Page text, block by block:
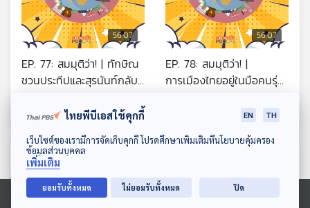
ดาวน์โหลด Thai PBS Podcast Application
56:07
EP. 77: สมมุติว่า! | ทักษิณ
ชวนประทีปและสุรนันท์กลับ
56:07
EP. 78: สมมุติว่า! |
การเมืองไทยอยู่ในมือคนรุ่น
ตอนที่เกี่ยวข้อง
ไทยพีบีเอสใช้คุกกี้ EN TH
เว็บไซต์ของเรามีการจัดเก็บคุกกี้ โปรดศึกษาเพิ่มเติมที่นโยบายคุ้มครอง
ข้อมูลส่วนบุคคล
เพิ่มเติม
ยอมรับทั้งหมด ไม่ยอมรับทั้งหมด ปิด